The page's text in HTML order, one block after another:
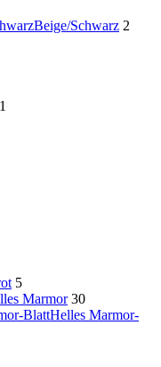
Beige/Schwarz 2
1
5
Marmor 30
BlattHelles Marmor-